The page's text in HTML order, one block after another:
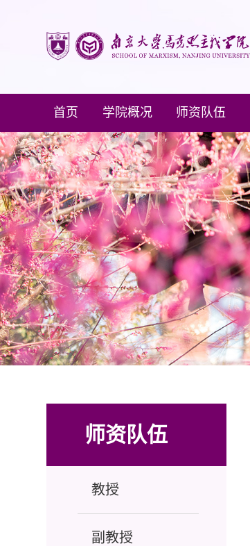
首页 学院概况 师资队伍
师资队伍
教授
副教授